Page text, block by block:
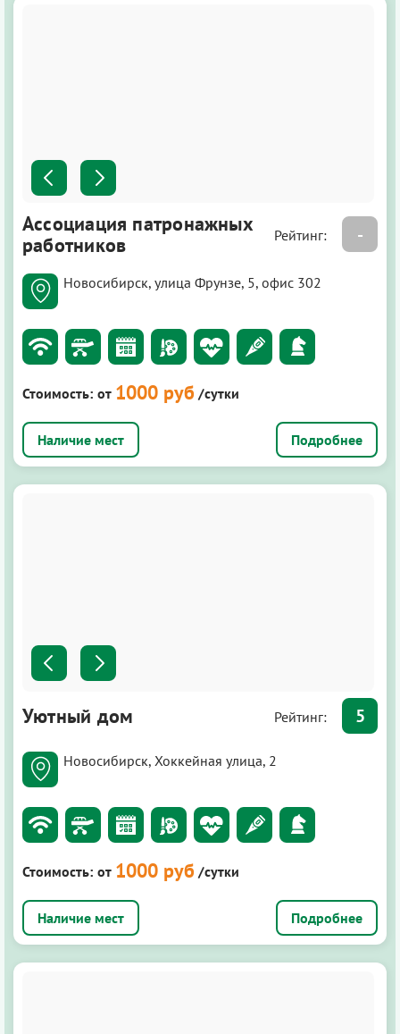
Ассоциация патронажных
работников
Рейтинг: -
Новосибирск, улица Фрунзе, 5, офис 302
Стоимость: от 1000 руб /сутки
Подробнее
Уютный дом Рейтинг: 5
Новосибирск, Хоккейная улица, 2
Стоимость: от 1000 руб /сутки
Подробнее